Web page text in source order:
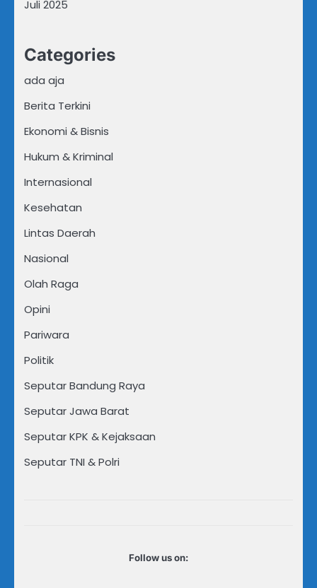
Juli 2025
Categories
ada aja
Berita Terkini
Ekonomi & Bisnis
Hukum & Kriminal
Internasional
Kesehatan
Lintas Daerah
Nasional
Olah Raga
Opini
Pariwara
Politik
Seputar Bandung Raya
Seputar Jawa Barat
Seputar KPK & Kejaksaan
Seputar TNI & Polri
Follow us on: